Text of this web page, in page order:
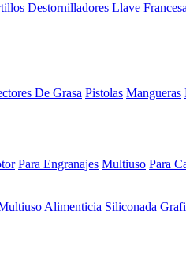
Destornilladores Llave Francesa
De Grasa Pistolas Mangueras
Para Engranajes Multiuso Para
Alimenticia Siliconada